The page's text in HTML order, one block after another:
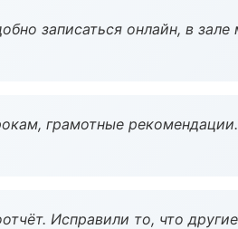
записаться онлайн, в зале
грамотные
Исправили то, что